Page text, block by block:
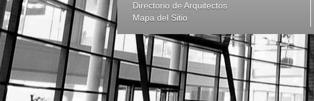
Directorio de Arquitectos
Mapa del Sitio